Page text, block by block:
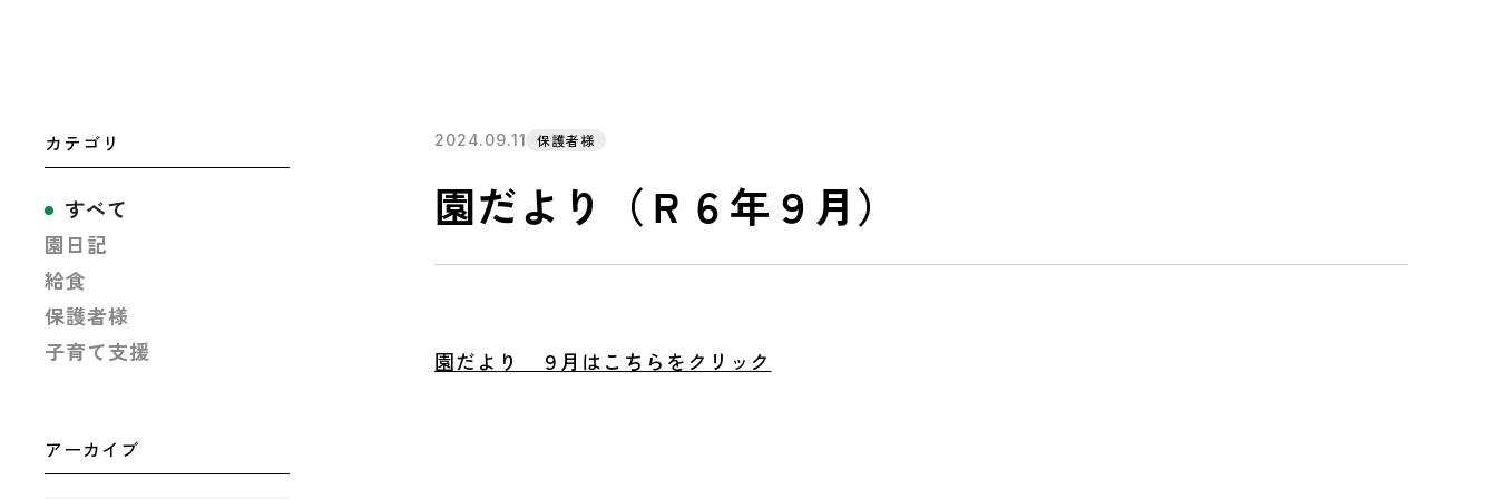
2024.09.11 保護者様
園だより（Ｒ６年９月）
園だより ９月はこちらをクリック
カテゴリ
すべて
園日記
給食
保護者様
子育て支援
アーカイブ